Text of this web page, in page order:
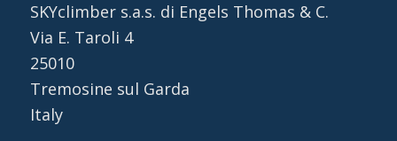
SKYclimber s.a.s. di Engels Thomas & C.
Via E. Taroli 4
25010
Tremosine sul Garda
Italy